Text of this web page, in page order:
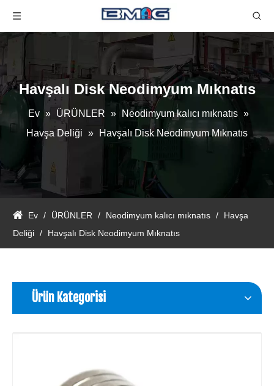
Havşalı Disk Neodimyum Mıknatıs
Ev » ÜRÜNLER » Neodimyum kalıcı mıknatıs »
Havşa Deliği » Havşalı Disk Neodimyum Mıknatıs
Ev / ÜRÜNLER / Neodimyum kalıcı mıknatıs /
Havşa
Deliği / Havşalı Disk Neodimyum Mıknatıs
Ürün Kategorisi